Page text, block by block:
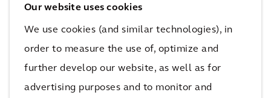
Our website uses cookies
We use cookies (and similar technologies), in
order to measure the use of, optimize and
further develop our website, as well as for
advertising purposes and to monitor and
América do Norte para os Arcadianes com
deficiências visíveis e invisíveis, bem como
aliados para encontrar apoio, defender o
acesso e quebrar o estigma em torno das